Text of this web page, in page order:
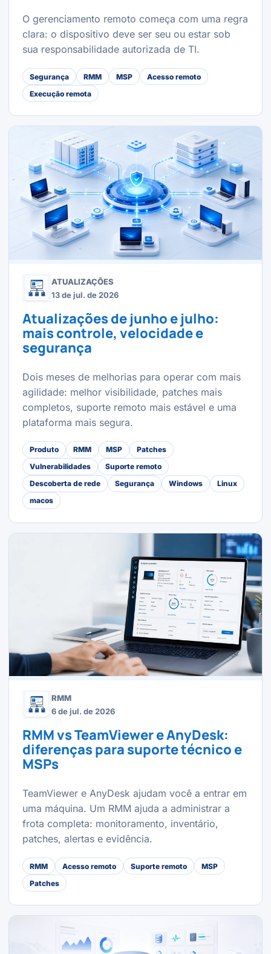
O gerenciamento remoto começa com uma regra
clara: o dispositivo deve ser seu ou estar sob
sua responsabilidade autorizada de TI.
Segurança RMM MSP
Acesso remoto
Execução remota
ATUALIZAÇÕES
13 de jul. de 2026
Atualizações de junho e julho:
mais controle, velocidade e
segurança
Dois meses de melhorias para operar com mais
agilidade: melhor visibilidade, patches mais
completos, suporte remoto mais estável e uma
plataforma mais segura.
Produto RMM MSP
Patches
Vulnerabilidades
Suporte remoto
Descoberta de rede
Segurança Windows
Linux
macos
RMM
6 de jul. de 2026
RMM vs TeamViewer e AnyDesk:
diferenças para suporte técnico e
MSPs
TeamViewer e AnyDesk ajudam você a entrar em
uma máquina. Um RMM ajuda a administrar a
frota completa: monitoramento, inventário,
patches, alertas e evidência.
RMM Acesso remoto Suporte remoto
MSP
Patches